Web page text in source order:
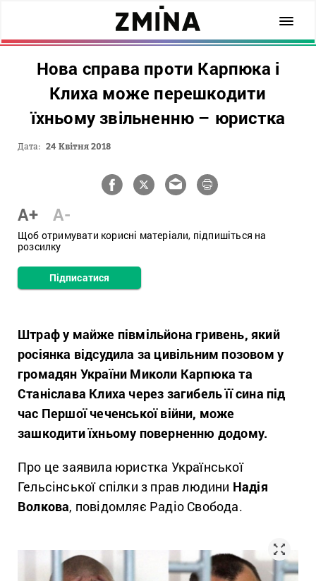
Нова справа проти Карпюка і
Клиха може перешкодити
їхньому звільненню – юристка
Дата: 24 Квітня 2018
A+ A-
Щоб отримувати корисні матеріали, підпишіться на
розсилку
Підписатися
Штраф у майже півмільйона гривень, який
росіянка відсудила за цивільним позовом у
громадян України Миколи Карпюка та
Станіслава Клиха через загибель її сина під
час Першої чеченської війни, може
зашкодити їхньому поверненню додому.
Про це заявила юристка Української
Гельсінської спілки з прав людини Надія
Волкова, повідомляє Радіо Свобода.